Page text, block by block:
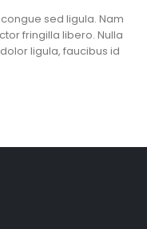
sed ligula. Nam
fringilla libero. Nulla
ligula, faucibus id